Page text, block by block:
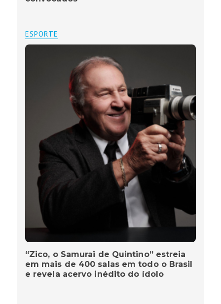
ESPORTE
“Zico, o Samurai de Quintino” estreia
em mais de 400 salas em todo o Brasil
e revela acervo inédito do ídolo